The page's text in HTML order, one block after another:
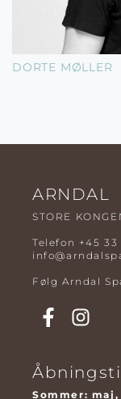
DORTE MØLLER
ARNDAL
STORE
Telefon +45 33
Følg Arndal
Sommer: